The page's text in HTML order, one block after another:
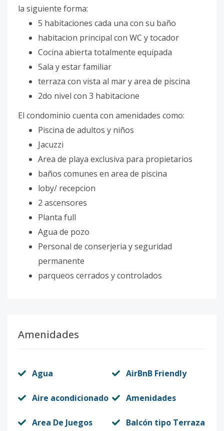
la siguiente forma:
5 habitaciones cada una con su baño
habitacion principal con WC y tocador
Cocina abierta totalmente equipada
Sala y estar familiar
terraza con vista al mar y area de piscina
2do nivel con 3 habitacione
El condominio cuenta con amenidades como:
Piscina de adultos y niños
Jacuzzi
Area de playa exclusiva para propietarios
baños comunes en area de piscina
loby/ recepcion
2 ascensores
Planta full
Agua de pozo
Personal de conserjeria y seguridad
permanente
parqueos cerrados y controlados
Amenidades
Agua AirBnB Friendly
Aire acondicionado Amenidades
Area De Juegos
Balcón tipo Terraza